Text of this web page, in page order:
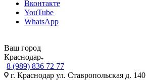
Вконтакте
YouTube
WhatsApp
Ваш город
Краснодар
8 (989) 836 72 77
г. Краснодар ул. Ставропольская д. 140